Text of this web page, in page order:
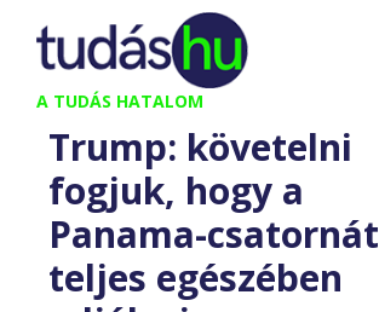
Kilépés
tartalomba
A TUDÁS HATALOM
Trump: követelni
fogjuk, hogy a
Panama-csatornát
teljes egészében